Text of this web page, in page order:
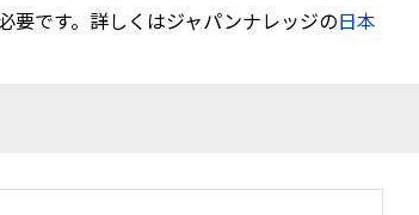
要です。詳しくはジャパンナレッジの日本